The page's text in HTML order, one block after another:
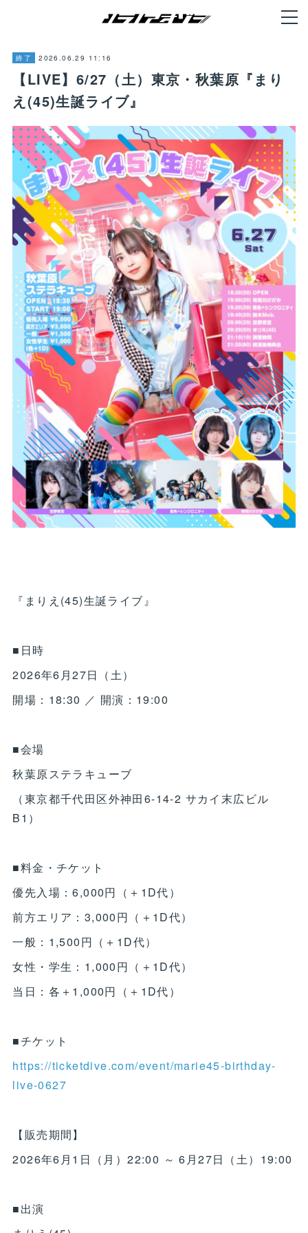
終了 2026.06.29 11:16
【LIVE】6/27（土）東京・秋葉原『まり
え(45)生誕ライブ』
『まりえ(45)生誕ライブ』
■日時
2026年6月27日（土）
開場：18:30 ／ 開演：19:00
■会場
秋葉原ステラキューブ
（東京都千代田区外神田6-14-2 サカイ末広ビル
B1）
■料金・チケット
優先入場：6,000円（＋1D代）
前方エリア：3,000円（＋1D代）
一般：1,500円（＋1D代）
女性・学生：1,000円（＋1D代）
当日：各＋1,000円（＋1D代）
■チケット
https://ticketdive.com/event/marie45-birthday-
live-0627
【販売期間】
2026年6月1日（月）22:00 ～ 6月27日（土）19:00
■出演